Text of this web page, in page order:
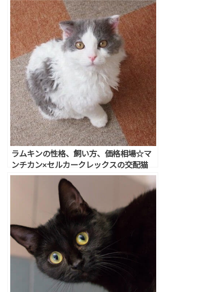
ラムキンの性格、飼い方、価格相場☆マ
ンチカン×セルカークレックスの交配猫